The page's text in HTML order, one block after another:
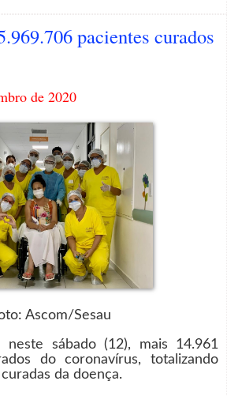
pacientes curados
de 2020
Ascom/Sesau
sábado (12), mais 14.961
do coronavírus, totalizando
da doença.